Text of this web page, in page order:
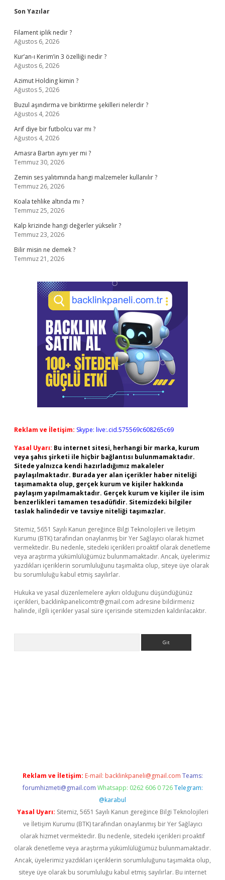
Sidebar
Son Yazılar
Filament iplik nedir ?
Ağustos 6, 2026
Kur’an-ı Kerim’in 3 özelliği nedir ?
Ağustos 6, 2026
Azimut Holding kimin ?
Ağustos 5, 2026
Buzul aşındırma ve biriktirme şekilleri nelerdir ?
Ağustos 4, 2026
Arif diye bir futbolcu var mı ?
Ağustos 4, 2026
Amasra Bartın aynı yer mi ?
Temmuz 30, 2026
Zemin ses yalıtımında hangi malzemeler kullanılır ?
Temmuz 26, 2026
Koala tehlike altında mı ?
Temmuz 25, 2026
Kalp krizinde hangi değerler yükselir ?
Temmuz 23, 2026
Bilir misin ne demek ?
Temmuz 21, 2026
Reklam ve İletişim: Skype: live:.cid.575569c608265c69
Yasal Uyarı: Bu internet sitesi, herhangi bir marka, kurum
veya şahıs şirketi ile hiçbir bağlantısı bulunmamaktadır.
Sitede yalnızca kendi hazırladığımız makaleler
paylaşılmaktadır. Burada yer alan içerikler haber niteliği
taşımamakta olup, gerçek kurum ve kişiler hakkında
paylaşım yapılmamaktadır. Gerçek kurum ve kişiler ile isim
benzerlikleri tamamen tesadüfidir. Sitemizdeki bilgiler
taslak halindedir ve tavsiye niteliği taşımazlar.
Sitemiz, 5651 Sayılı Kanun gereğince Bilgi Teknolojileri ve İletişim
Kurumu (BTK) tarafından onaylanmış bir Yer Sağlayıcı olarak hizmet
vermektedir. Bu nedenle, sitedeki içerikleri proaktif olarak denetleme
veya araştırma yükümlülüğümüz bulunmamaktadır. Ancak, üyelerimiz
yazdıkları içeriklerin sorumluluğunu taşımakta olup, siteye üye olarak
bu sorumluluğu kabul etmiş sayılırlar.
Hukuka ve yasal düzenlemelere aykırı olduğunu düşündüğünüz
içerikleri, backlinkpanelicomtr@gmail.com adresine bildirmeniz
halinde, ilgili içerikler yasal süre içerisinde sitemizden kaldırılacaktır.
Reklam ve İletişim: E-mail: backlinkpaneli@gmail.com Teams:
forumhizmeti@gmail.com Whatsapp: 0262 606 0 726 Telegram:
@karabul
Yasal Uyarı: Sitemiz, 5651 Sayılı Kanun gereğince Bilgi Teknolojileri
ve İletişim Kurumu (BTK) tarafından onaylanmış bir Yer Sağlayıcı
olarak hizmet vermektedir. Bu nedenle, sitedeki içerikleri proaktif
olarak denetleme veya araştırma yükümlülüğümüz bulunmamaktadır.
Ancak, üyelerimiz yazdıkları içeriklerin sorumluluğunu taşımakta olup,
siteye üye olarak bu sorumluluğu kabul etmiş sayılırlar. Bu internet